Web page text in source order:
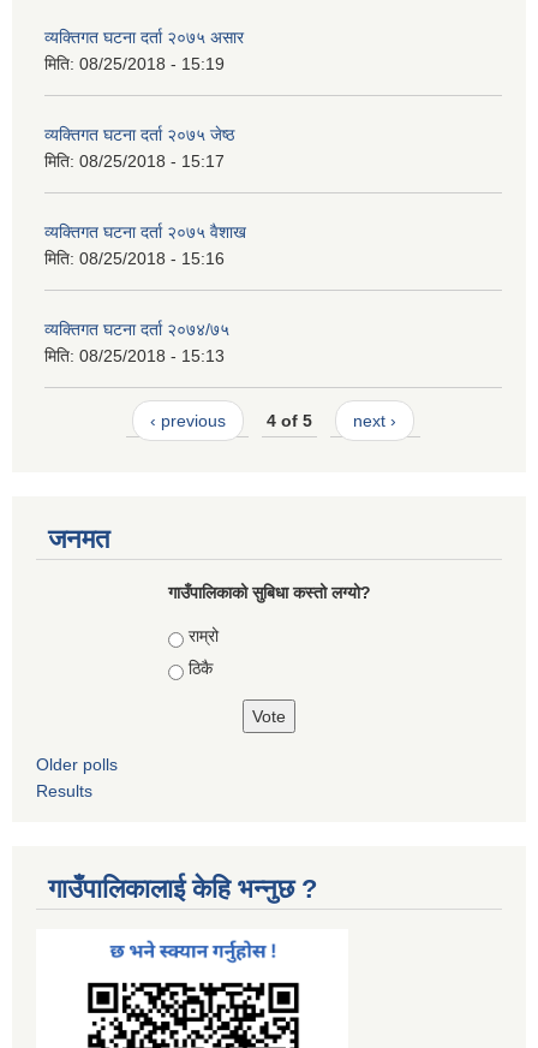
व्यक्तिगत घटना दर्ता २०७५ असार
मिति: 08/25/2018 - 15:19
व्यक्तिगत घटना दर्ता २०७५ जेष्ठ
मिति: 08/25/2018 - 15:17
व्यक्तिगत घटना दर्ता २०७५ वैशाख
मिति: 08/25/2018 - 15:16
व्यक्तिगत घटना दर्ता २०७४/७५
मिति: 08/25/2018 - 15:13
‹ previous 4 of 5 next ›
जनमत
गाउँपालिकाको सुबिधा कस्तो लग्यो?
Choices
राम्रो
ठिकै
Older polls
Results
गाउँपालिकालाई केहि भन्नुछ ?